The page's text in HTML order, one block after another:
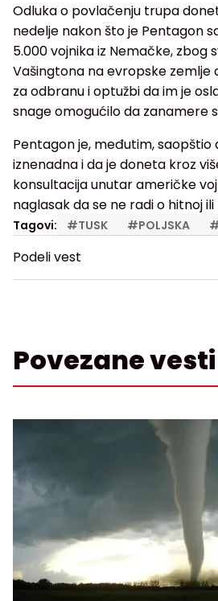
Odluka o povlačenju trupa
nedelje nakon što je Pentagon
5.000 vojnika iz Nemačke, zbog
Vašingtona na evropske zemlje
za odbranu i optužbi da im je
snage omogućilo da zanamere
Pentagon je, međutim, saopštio
iznenadna i da je doneta kroz
konsultacija unutar američke
naglasak da se ne radi o hitnoj
Tagovi: #TUSK #POLJSKA
Podeli vest
Povezane vesti